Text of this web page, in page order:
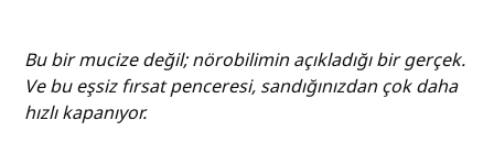
Bu bir mucize değil; nörobilimin açıkladığı bir gerçek.
Ve bu eşsiz fırsat penceresi, sandığınızdan çok daha
hızlı kapanıyor.
süper güç
Araştırmalar şunu söylüyor: